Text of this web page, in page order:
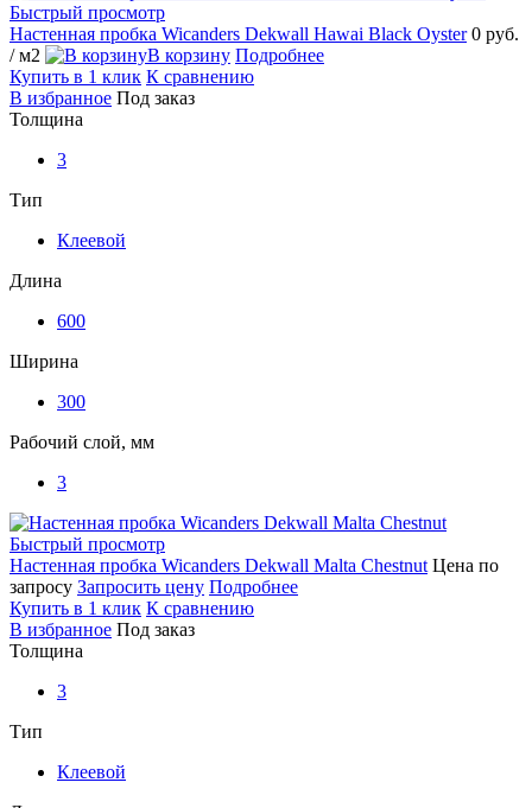
Быстрый просмотр
Настенная пробка Wicanders Dekwall Hawai Black Oyster 0 руб.
/ м2
В корзину Подробнее
Купить в 1 клик К сравнению
В избранное Под заказ
Толщина
3
Тип
Клеевой
Длина
600
Ширина
300
Рабочий слой, мм
3
Быстрый просмотр
Настенная пробка Wicanders Dekwall Malta Chestnut Цена по
запросу Запросить цену Подробнее
Купить в 1 клик К сравнению
В избранное Под заказ
Толщина
3
Тип
Клеевой